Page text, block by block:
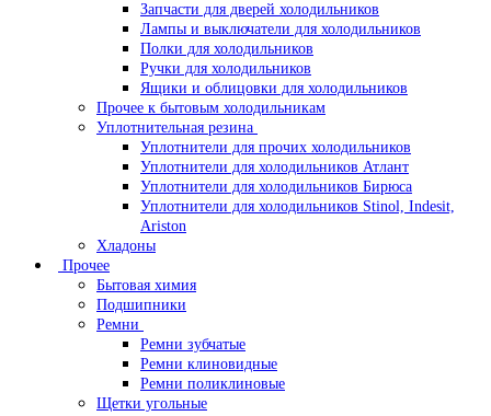
Запчасти для дверей холодильников
Лампы и выключатели для холодильников
Полки для холодильников
Ручки для холодильников
Ящики и облицовки для холодильников
Прочее к бытовым холодильникам
Уплотнительная резина
Уплотнители для прочих холодильников
Уплотнители для холодильников Атлант
Уплотнители для холодильников Бирюса
Уплотнители для холодильников Stinol, Indesit,
Ariston
Хладоны
Прочее
Бытовая химия
Подшипники
Ремни
Ремни зубчатые
Ремни клиновидные
Ремни поликлиновые
Щетки угольные